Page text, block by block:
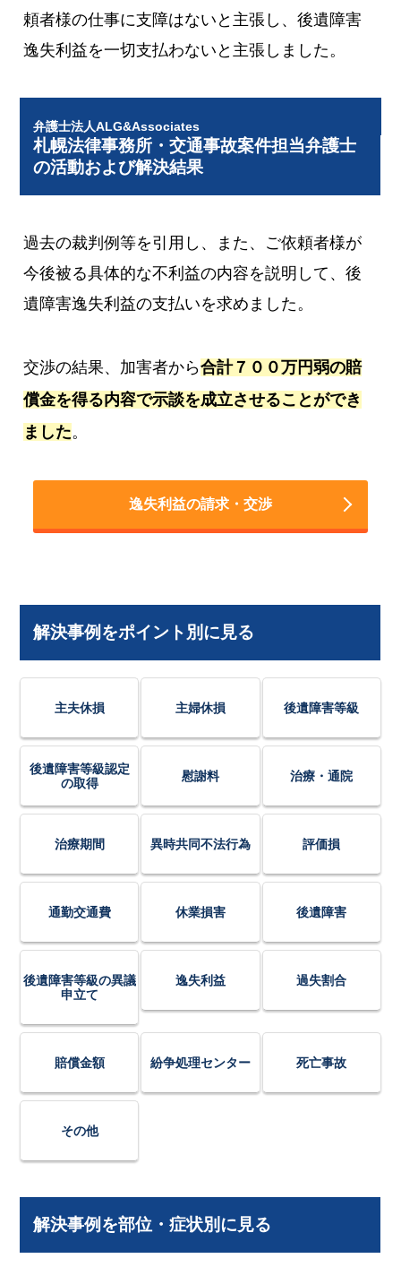
頼者様の仕事に支障はないと主張し、後遺障害
逸失利益を一切支払わないと主張しました。
弁護士法人ALG&Associates
札幌法律事務所・交通事故案件担当弁護士
の活動および解決結果
過去の裁判例等を引用し、また、ご依頼者様が
今後被る具体的な不利益の内容を説明して、後
遺障害逸失利益の支払いを求めました。
交渉の結果、加害者から合計７００万円弱の賠
償金を得る内容で示談を成立させることができ
ました。
逸失利益の請求・交渉
解決事例をポイント別に見る
主夫休損 主婦休損 後遺障害等級
後遺障害等級認定
の取得
慰謝料 治療・通院
治療期間 異時共同不法行為 評価損
通勤交通費 休業損害 後遺障害
後遺障害等級の異議
申立て
逸失利益 過失割合
賠償金額 紛争処理センター 死亡事故
その他
解決事例を部位・症状別に見る